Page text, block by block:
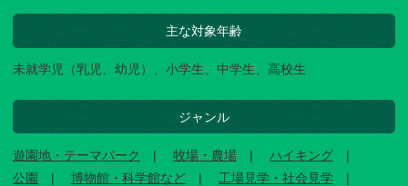
主な対象年齢
未就学児（乳児、幼児）、小学生、中学生、高校生
ジャンル
遊園地・テーマパーク 牧場・農場
ハイキング
公園
博物館・科学館など
工場見学・社会見学